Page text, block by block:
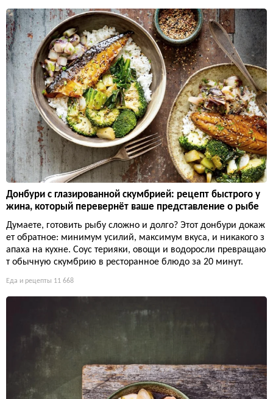
Донбури с глазированной скумбрией: рецепт быстрого у
жина, который перевернёт ваше представление о рыбе
Думаете, готовить рыбу сложно и долго? Этот донбури докаж
ет обратное: минимум усилий, максимум вкуса, и никакого з
апаха на кухне. Соус терияки, овощи и водоросли превращаю
т обычную скумбрию в ресторанное блюдо за 20 минут.
Еда и рецепты 11 668